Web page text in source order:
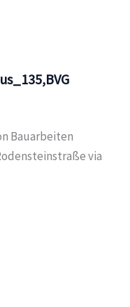
Bauarbeiten
via